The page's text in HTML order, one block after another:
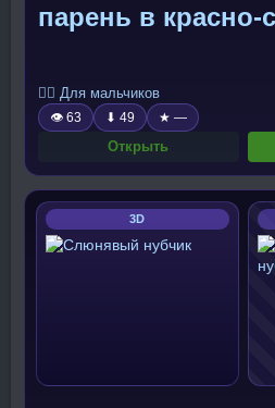
парень в красно-
🧍‍♂️ Для мальчиков
👁 63 ⬇ 49 ★ —
Открыть
3D